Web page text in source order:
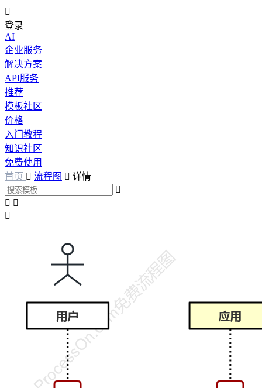

登录
AI
企业服务
解决方案
API服务
推荐
模板社区
价格
入门教程
知识社区
免费使用
首页  流程图  详情

 
